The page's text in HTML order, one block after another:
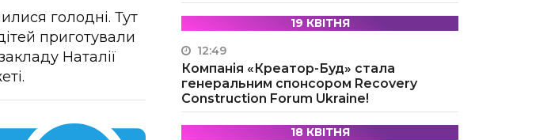
голодні. Тут
приготували
Наталії
19 КВІТНЯ
12:49
Компанія «Креатор-Буд» стала
генеральним спонсором Recovery
Construction Forum Ukraine!
18 КВІТНЯ